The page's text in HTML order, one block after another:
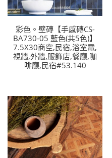
彩色。壁磚【手感磚CS-
BA730-05 藍色(共5色)】
7.5X30商空,民宿,浴室電,
視牆,外牆,服飾店,餐廳,咖
啡廳,民宿#53.140